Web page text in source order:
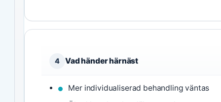
4 Vad händer härnäst
Mer individualiserad behandling väntas